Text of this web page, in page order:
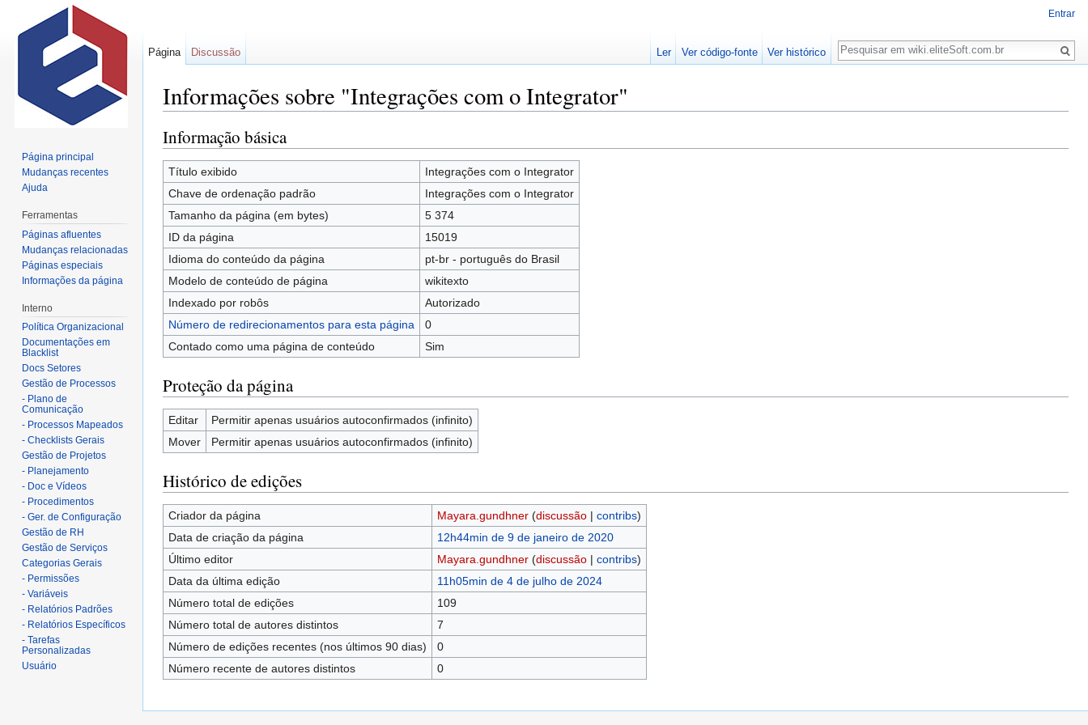
Informações sobre "Integrações com o Integrator"
Informação básica
Título exibido
Integrações com o Integrator
Chave de ordenação padrão
Integrações com o Integrator
Tamanho da página (em bytes)
5 374
ID da página
15019
Idioma do conteúdo da página
pt-br - português do Brasil
Modelo de conteúdo de página
wikitexto
Indexado por robôs
Autorizado
Número de redirecionamentos para esta página
0
Contado como uma página de conteúdo
Sim
Proteção da página
Editar
Permitir apenas usuários autoconfirmados (infinito)
Mover
Permitir apenas usuários autoconfirmados (infinito)
Histórico de edições
Criador da página Mayara.gundhner (discussão| contribs)
Data de criação da página
12h44min de 9 de janeiro de 2020
Último editor
Mayara.gundhner (discussão| contribs)
Data da última edição
11h05min de 4 de julho de 2024
Número total de edições
109
Número total de autores distintos
7
Número de edições recentes (nos últimos 90 dias)
0
Número recente de autores distintos
0
Entrar
Página Discussão Ler Ver código-fonte Ver histórico
Pesquisa
Página principal
Mudanças recentes
Ajuda
Ferramentas
Páginas afluentes
Mudanças relacionadas
Páginas especiais
Informações da página
Interno
Política Organizacional
Documentações em
Blacklist
Docs Setores
Gestão de Processos
- Plano de
Comunicação
- Processos Mapeados
- Checklists Gerais
Gestão de Projetos
- Planejamento
- Doc e Vídeos
- Procedimentos
- Ger. de Configuração
Gestão de RH
Gestão de Serviços
Categorias Gerais
- Permissões
- Variáveis
- Relatórios Padrões
- Relatórios Específicos
- Tarefas
Personalizadas
Usuário